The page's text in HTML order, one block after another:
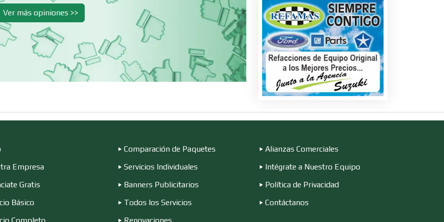
Clínicas y Hospitales Clubes Deportivos
Combustibles y
Lubricantes
Compresores de aire
Cortinas, Persianas y
Alfombras
Cremerías y
Cromadoras
Decoración de
Ver más opiniones >>
Empresa
Gratis
Básico
Comparación de Paquetes
Servicios Individuales
Banners Publicitarios
Todos los Servicios
Alianzas Comerciales
Intégrate a Nuestro Equipo
Política de Privacidad
Contáctanos